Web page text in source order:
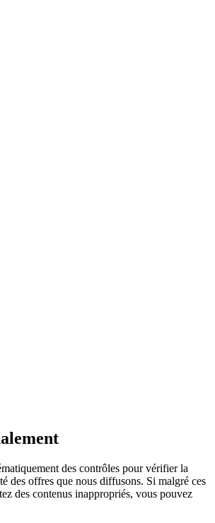
des contrôles pour vérifier la
des offres que nous diffusons. Si malgré ces
des contenus inappropriés, vous pouvez